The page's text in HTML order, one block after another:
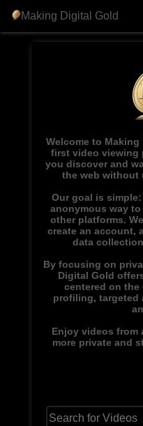
Making Digital Gold
Welcome to
first video viewing
you discover and
the web without
Our goal is
anonymous way
other platforms.
create an account,
data
By focusing on
Digital Gold
centered on
profiling, targeted
Enjoy videos from
more private and